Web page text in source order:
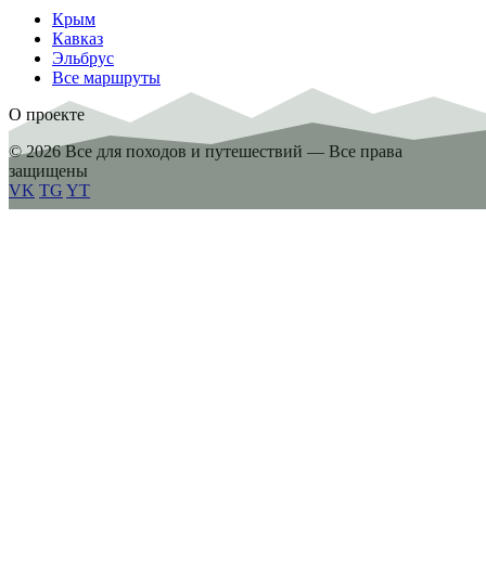
Крым
Кавказ
Эльбрус
Все маршруты
О проекте
© 2026 Все для походов и путешествий — Все права
защищены
VK TG YT